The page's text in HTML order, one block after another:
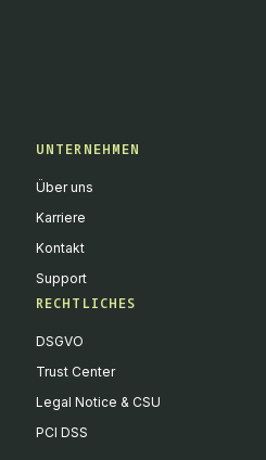
UNTERNEHMEN
Über uns
Karriere
Kontakt
Support
RECHTLICHES
DSGVO
Trust Center
Legal Notice & CSU
PCI DSS